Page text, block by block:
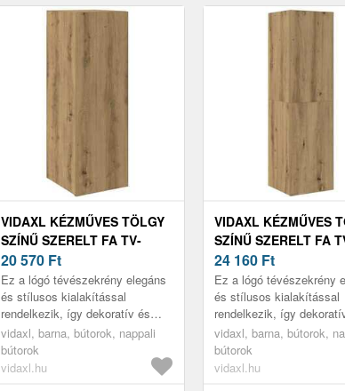
VIDAXL KÉZMŰVES TÖLGY
SZÍNŰ SZERELT FA TV-
SZEKRÉNY 30, 5 X 30 X 90
CM
20 570 Ft
Ez a lógó tévészekrény elegáns
és stílusos kialakítással
rendelkezik, így dekoratív és
praktikus kiegészítője a
dekorációnak.
vidaxl, barna, bútorok, nappali
bútorok
vidaxl.hu
VIDAXL KÉZMŰVES
SZÍNŰ SZERELT FA
SZEKRÉNY 30, 5 X 30
CM
24 160 Ft
Ez a lógó tévészekrény
és stílusos kialakítással
rendelkezik, így
praktikus kiegészítője a
dekorációnak.
vidaxl, barna, bútorok,
bútorok
vidaxl.hu